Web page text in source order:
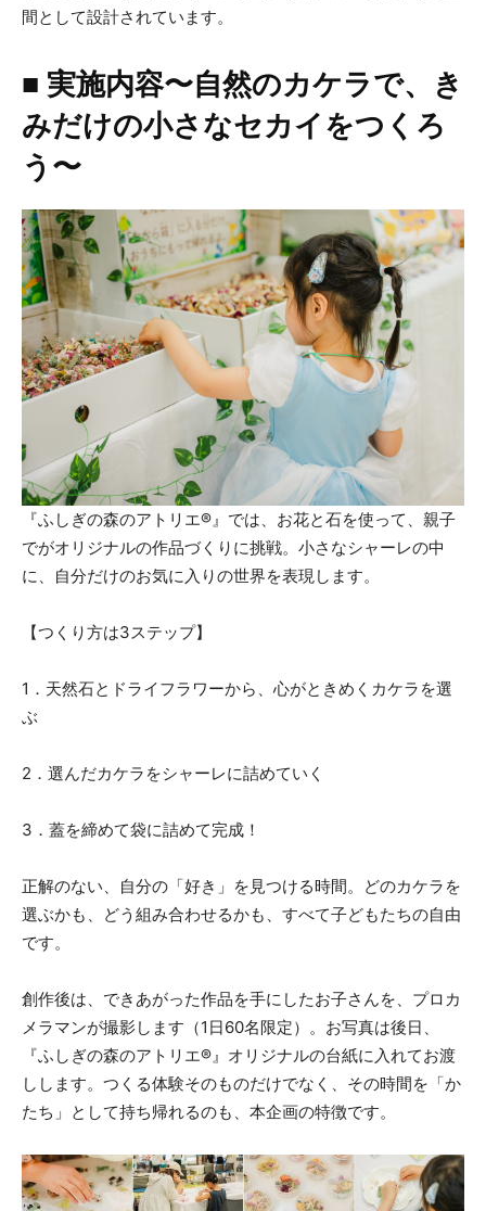
間として設計されています。
■ 実施内容〜自然のカケラで、き
みだけの小さなセカイをつくろ
う〜
『ふしぎの森のアトリエ®︎』では、お花と石を使って、親子
でがオリジナルの作品づくりに挑戦。小さなシャーレの中
に、自分だけのお気に入りの世界を表現します。
【つくり方は3ステップ】
1．天然石とドライフラワーから、心がときめくカケラを選
ぶ
2．選んだカケラをシャーレに詰めていく
3．蓋を締めて袋に詰めて完成！
正解のない、自分の「好き」を見つける時間。どのカケラを
選ぶかも、どう組み合わせるかも、すべて子どもたちの自由
です。
創作後は、できあがった作品を手にしたお子さんを、プロカ
メラマンが撮影します（1日60名限定）。お写真は後日、
『ふしぎの森のアトリエ®︎』オリジナルの台紙に入れてお渡
しします。つくる体験そのものだけでなく、その時間を「か
たち」として持ち帰れるのも、本企画の特徴です。